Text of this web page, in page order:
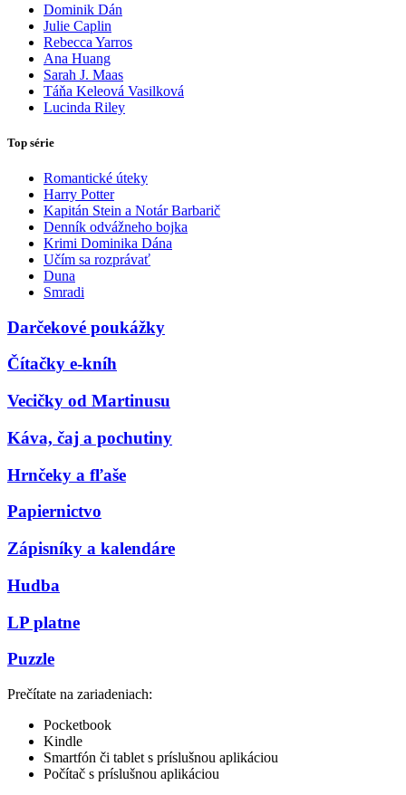
Dominik Dán
Julie Caplin
Rebecca Yarros
Ana Huang
Sarah J. Maas
Táňa Keleová Vasilková
Lucinda Riley
Top série
Romantické úteky
Harry Potter
Kapitán Stein a Notár Barbarič
Denník odvážneho bojka
Krimi Dominika Dána
Učím sa rozprávať
Duna
Smradi
Darčekové poukážky
Čítačky e-kníh
Vecičky od Martinusu
Káva, čaj a pochutiny
Hrnčeky a fľaše
Papiernictvo
Zápisníky a kalendáre
Hudba
LP platne
Puzzle
Prečítate na zariadeniach:
Pocketbook
Kindle
Smartfón či tablet s príslušnou aplikáciou
Počítač s príslušnou aplikáciou